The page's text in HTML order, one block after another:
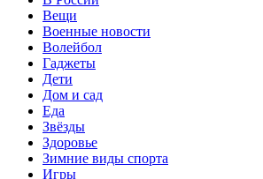
Вещи
Военные новости
Волейбол
Гаджеты
Дети
Дом и сад
Еда
Звёзды
Здоровье
Зимние виды спорта
Игры